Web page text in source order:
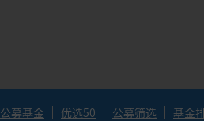
公募基金 优选50 公募筛选
基金